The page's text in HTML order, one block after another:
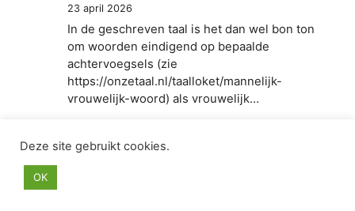
23 april 2026
In de geschreven taal is het dan wel bon ton
om woorden eindigend op bepaalde
achtervoegsels (zie
https://onzetaal.nl/taalloket/mannelijk-
vrouwelijk-woord) als vrouwelijk…
© 2026 Hoe zeg je in het Engels
Deze site gebruikt cookies.
OK